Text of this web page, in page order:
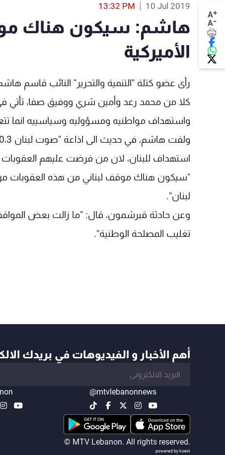
A+
A-
10 Jul 2019
13:32 PM
هاشم: سيكون هناك
الأميركية
رأى عضو كتلة "التنمية والتحرير" النائب قاسم
كلا من محمد رعد وأمين شري ووفيق صفا، تأتي في
واستهداف مواطنيه ومسؤوليه وسياسييه انما
استهداف للبنان، لان من فرضت عليهم العقوبات
"سيكون هناك موقف لبناني من هذه العقوبات من
لبنان".
وعن حادثة قبرشمون، قال: "ما زالت بعض
تغليب المصلحة الوطنية".
أهم الأخبار و الفيديوهات في بريدك
@mtvlebanonnews
© MTV Lebanon. All rights reserved.
powered by koein